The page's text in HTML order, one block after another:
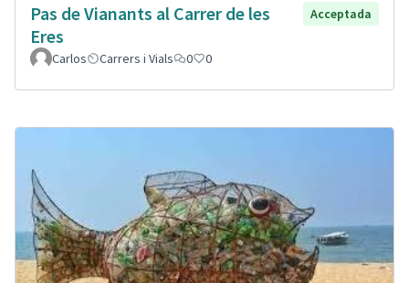
Pas de Vianants al Carrer de les
Eres
Acceptada
Carlos Carrers i Vials 0 0